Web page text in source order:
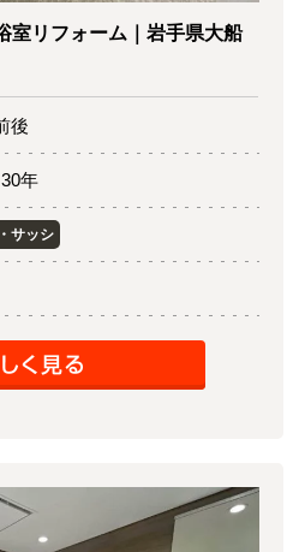
室リフォーム｜岩手県大船
後
30年
サッシ